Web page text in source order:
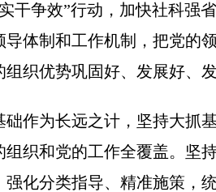
干争效”行动，加快社科强
体制和工作机制，把党的
织优势巩固好、发展好、发
作为长远之计，坚持大抓
织和党的工作全覆盖。坚
化分类指导、精准施策，